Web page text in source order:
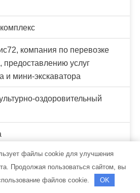
компания по перевозке
предоставлению услуг
и мини-экскаватора
оздоровительный
автомойка
файлы cookie для улучшения
Продолжая пользоваться сайтом, вы
файлов cookie.
OK